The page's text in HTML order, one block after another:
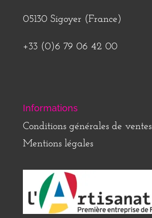
05130 Sigoyer (France)
+33 (0)6 79 06 42 00
Informations
Conditions générales de ventes
Mentions légales